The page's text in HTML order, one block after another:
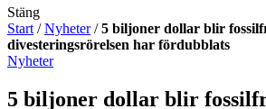
Stäng
Start /Nyheter/5 biljoner dollar blir
divesteringsrörelsen har fördubblats
Nyheter
5 biljoner dollar blir